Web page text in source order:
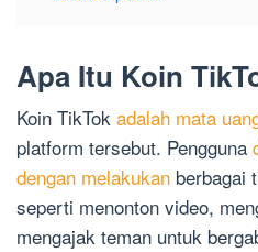
Apa Itu Koin
Koin TikTok adalah mata
platform tersebut. Pengguna
dengan melakukan berbagai
seperti menonton video,
mengajak teman untuk